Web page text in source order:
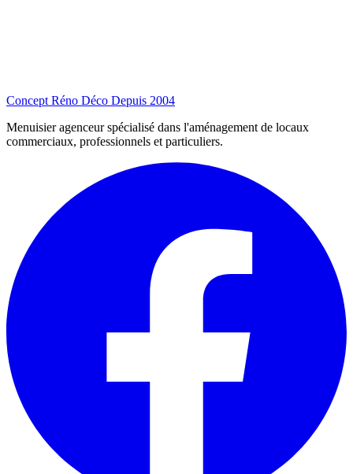
Concept Réno Déco Depuis 2004
Menuisier agenceur spécialisé dans l'aménagement de locaux
commerciaux, professionnels et particuliers.